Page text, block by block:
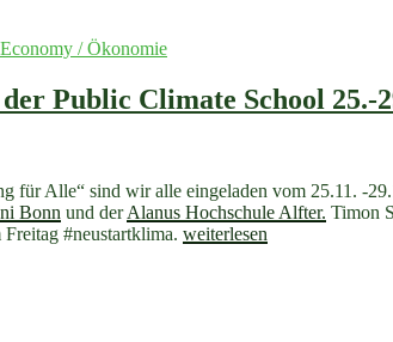
/ Ökonomie
Public Climate School 25.-
Alle“ sind wir alle eingeladen vom 25.11. -
Bonn und derAlanus Hochschule Alfter. Timon
Freitag #neustartklima. „Erst
weiterlesen